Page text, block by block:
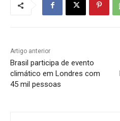
Artigo anterior
Brasil participa de evento
climático em Londres com
45 mil pessoas